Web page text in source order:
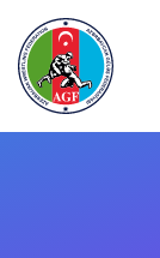
content